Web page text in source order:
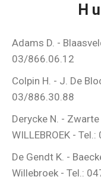
Adams D. -
03/866.06.12
Colpin H. - J. De
03/886.30.88
Derycke N. -
WILLEBROEK -
De Gendt K. -
Willebroek - Tel.: